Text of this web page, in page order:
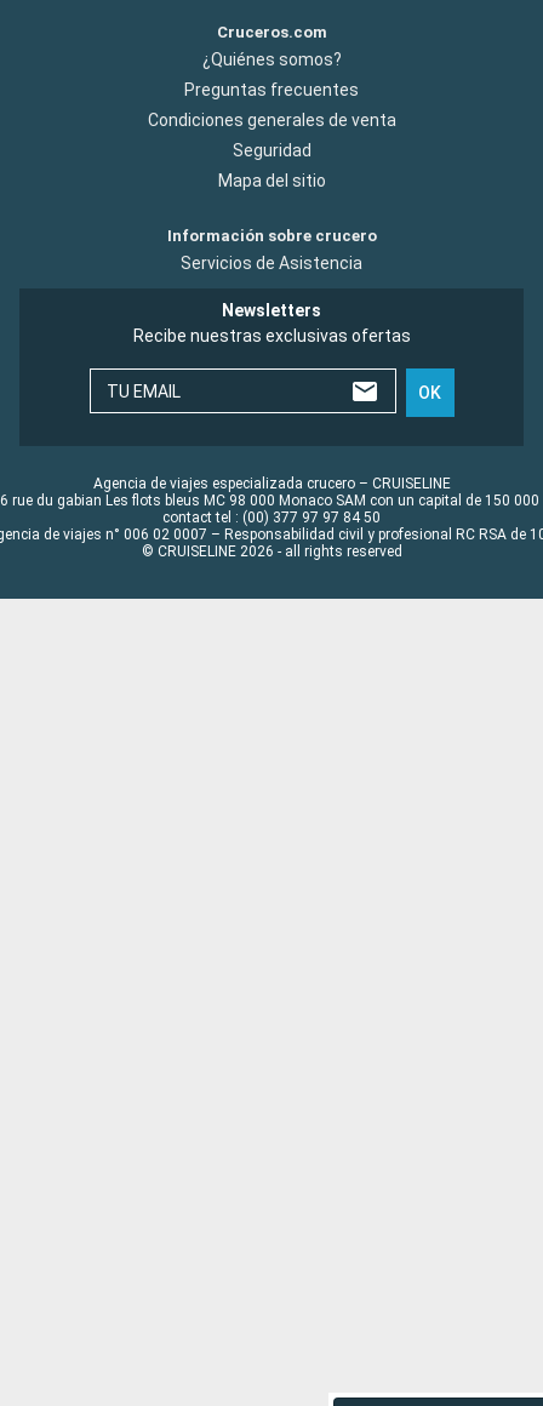
Cruceros.com
¿Quiénes somos?
Preguntas frecuentes
Condiciones generales de venta
Seguridad
Mapa del sitio
Información sobre crucero
Servicios de Asistencia
Newsletters
Recibe nuestras exclusivas ofertas
TU EMAIL OK
Agencia de viajes especializada crucero – CRUISELINE
rue du gabian Les flots bleus MC 98 000 Monaco SAM con un capital de 150 000
contact tel : (00) 377 97 97 84 50
de viajes n° 006 02 0007 – Responsabilidad civil y profesional RC RSA de
© CRUISELINE 2026 - all rights reserved